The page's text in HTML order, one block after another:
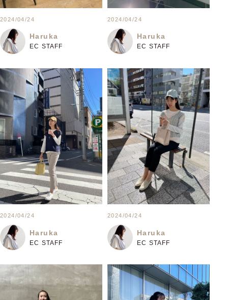
2024/04/24
Haruka
EC STAFF
2024/04/24
Haruka
EC STAFF
2024/04/24
Haruka
EC STAFF
2024/04/24
Haruka
EC STAFF